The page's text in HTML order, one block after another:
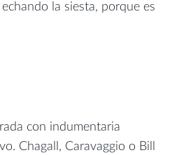
la siesta, porque es
con indumentaria
Chagall, Caravaggio o Bill